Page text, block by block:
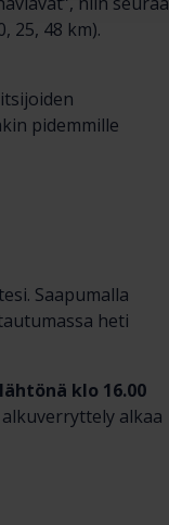
25, 48 km).
pidemmille
Saapumalla
heti
klo 16.00
alkaa